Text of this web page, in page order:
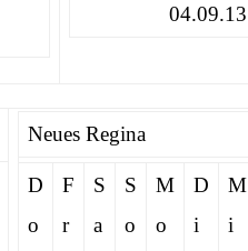
04.09.13
Neues Regina
D
o
F
r
S
a
S
o
M
o
D
i
M
i